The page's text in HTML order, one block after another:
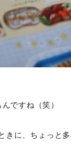
ですね（笑）
きに、ちょっと